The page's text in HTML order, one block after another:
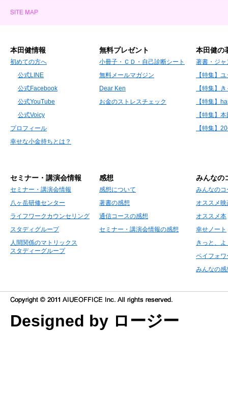
本田健情報
初めての方へ
公式LINE
公式Facebook
公式YouTube
公式Voicy
プロフィール
幸せな小金持ちとは？
無料プレゼント
小冊子・ＣＤ・自己診断シート
無料メールマガジン
Dear Ken
お金のストレスチェック
本田健の
著書・ジャ
【特集】
【特集】
【特集】
【特集】
【特集】
セミナー・講演会情報
セミナー・講演会情報
八ヶ岳研修センター
ライフワークカウンセリング
スタディグループ
人間関係のマトリックス
スタディーグループ
感想
感想について
著書の感想
通信コースの感想
セミナー・講演会情報の感想
みんなの
みんなの
オススメ映
オススメ本
幸せノート
きっと、
ペイフォワ
みんなの感
Designed by ロージー